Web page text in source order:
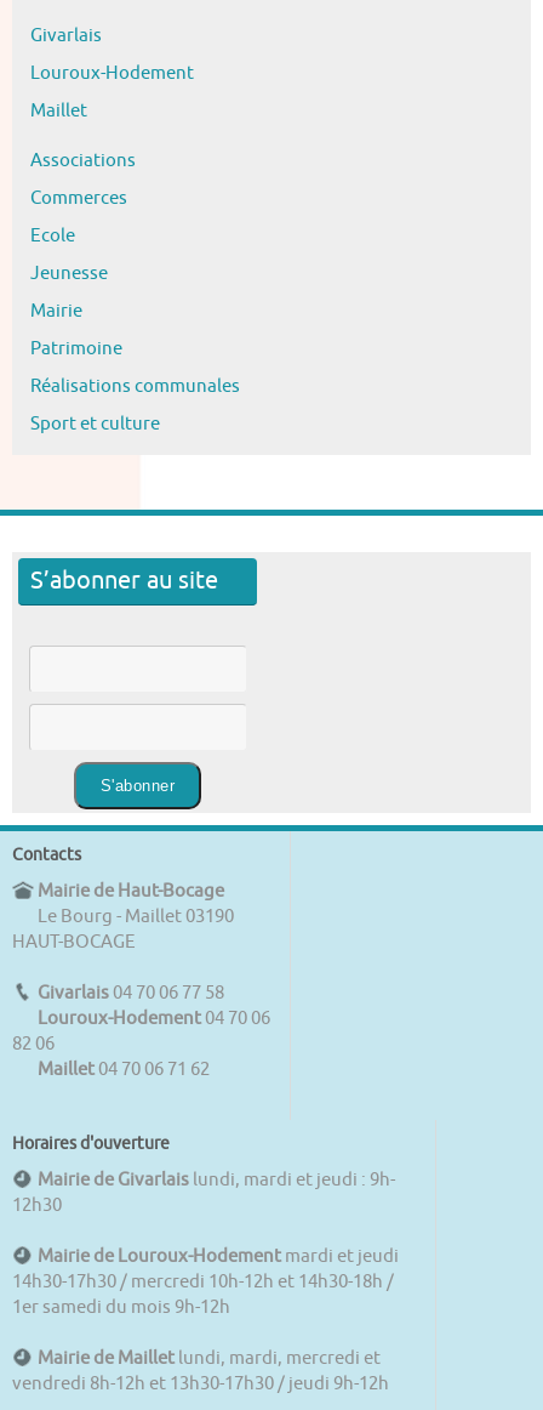
Givarlais
Louroux-Hodement
Maillet
Associations
Commerces
Ecole
Jeunesse
Mairie
Patrimoine
Réalisations communales
Sport et culture
S’abonner au site
Contacts
Mairie de Haut-Bocage
Le Bourg - Maillet 03190
HAUT-BOCAGE
Givarlais 04 70 06 77 58
Louroux-Hodement 04 70 06
82 06
Maillet 04 70 06 71 62
Horaires d'ouverture
Mairie de Givarlais lundi, mardi et jeudi : 9h-
12h30
Mairie de Louroux-Hodement mardi et jeudi
14h30-17h30 / mercredi 10h-12h et 14h30-18h /
1er samedi du mois 9h-12h
Mairie de Maillet lundi, mardi, mercredi et
vendredi 8h-12h et 13h30-17h30 / jeudi 9h-12h